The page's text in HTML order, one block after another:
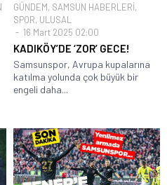
GÜNDEM, SAMSUN HABERLERİ,
SPOR, ULUSAL
16 Mart 2025 02:00
KADIKÖY’DE ‘ZOR’ GECE!
Samsunspor, Avrupa kupalarına
katılma yolunda çok büyük bir
engeli daha...